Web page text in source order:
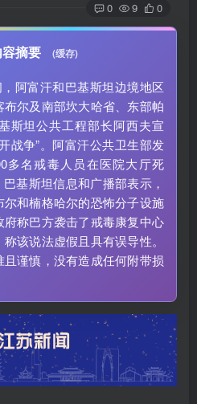
0 9 0
摘要 (缓存)
阿富汗和巴基斯坦边境地区
尔及南部坎大哈省、东部帕
斯坦公共工程部长阿西夫宣
战争”。阿富汗公共卫生部发
多名戒毒人员在医院大厅死
基斯坦信息和广播部表示，
和楠格哈尔的恐怖分子设施
称巴方袭击了戒毒康复中心
该说法虚假且具有误导性。
谨慎，没有造成任何附带损